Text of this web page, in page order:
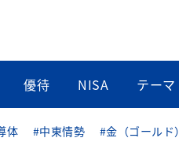
優待 NISA テーマ
体 #中東情勢 #金（ゴールド）